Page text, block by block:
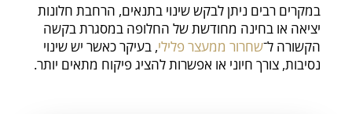
במקרים רבים ניתן לבקש שינוי בתנאים, הרחבת חלונות
יציאה או בחינה מחודשת של החלופה במסגרת בקשה
הקשורה ל־שחרור ממעצר פלילי, בעיקר כאשר יש שינוי
נסיבות, צורך חיוני או אפשרות להציג פיקוח מתאים יותר.